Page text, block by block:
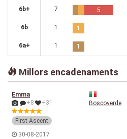
6b+ 7 5
6b 1 1
6a+ 1 1
Millors encadenaments
Emma
+8
+31
First Ascent
30-08-2017
Boscoverde